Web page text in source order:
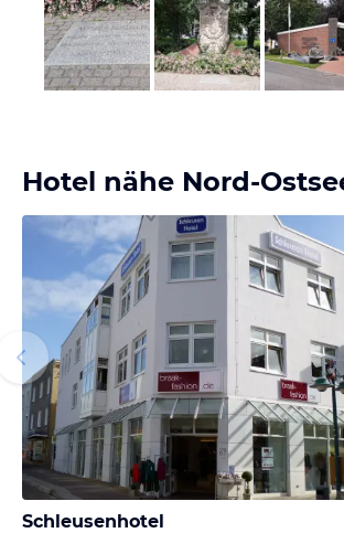
Bild melden
von Angelika
Hotel nähe Nord-
Schleusenhotel